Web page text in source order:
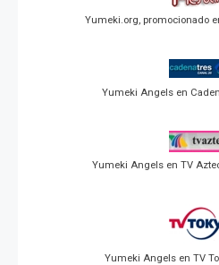
Yumeki.org, promocionado
Yumeki Angels en
Yumeki Angels en TV
Yumeki Angels en TV